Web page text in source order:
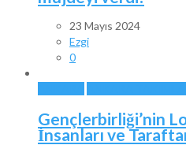
23 Mayıs 2024
Ezgi
0
Gençlerbirliği’nin
İnsanları ve